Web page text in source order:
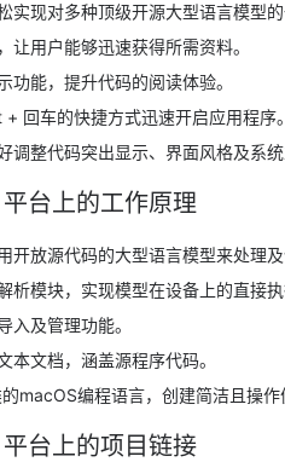
实现对多种顶级开源大型语言模型的
让用户能够迅速获得所需资料。
功能，提升代码的阅读体验。
回车的快捷方式迅速开启应用程序。
调整代码突出显示、界面风格及系统
台上的工作原理
开放源代码的大型语言模型来处理及
析模块，实现模型在设备上的直接执
入及管理功能。
本文档，涵盖源程序代码。
macOS编程语言，创建简洁且操作
台上的项目链接